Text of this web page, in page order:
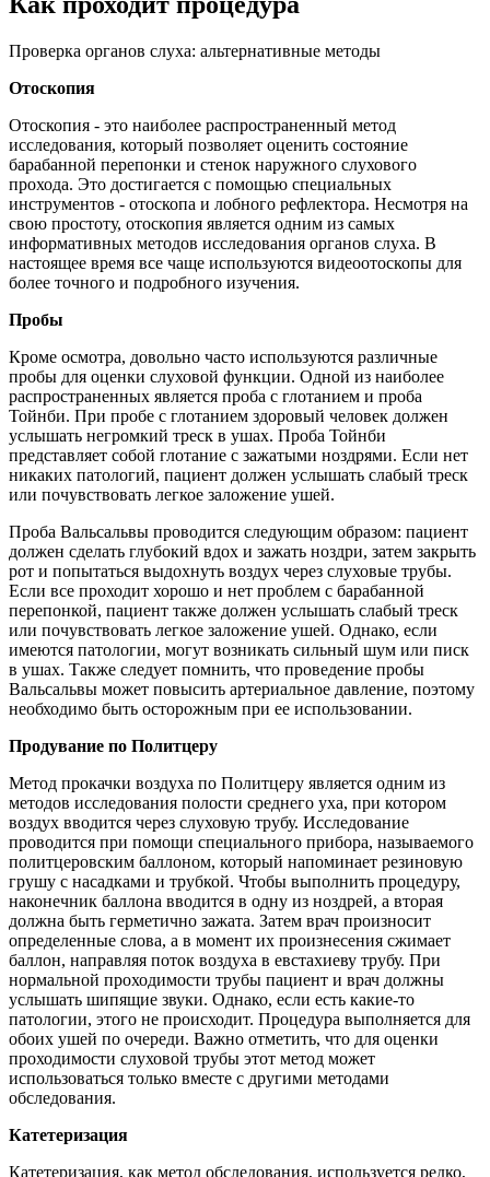
Проверка органов слуха: альтернативные методы
Отоскопия
Отоскопия - это наиболее распространенный метод
исследования, который позволяет оценить состояние
барабанной перепонки и стенок наружного слухового
прохода. Это достигается с помощью специальных
инструментов - отоскопа и лобного рефлектора. Несмотря на
свою простоту, отоскопия является одним из самых
информативных методов исследования органов слуха. В
настоящее время все чаще используются видеоотоскопы для
более точного и подробного изучения.
Пробы
Кроме осмотра, довольно часто используются различные
пробы для оценки слуховой функции. Одной из наиболее
распространенных является проба с глотанием и проба
Тойнби. При пробе с глотанием здоровый человек должен
услышать негромкий треск в ушах. Проба Тойнби
представляет собой глотание с зажатыми ноздрями. Если нет
никаких патологий, пациент должен услышать слабый треск
или почувствовать легкое заложение ушей.
Проба Вальсальвы проводится следующим образом: пациент
должен сделать глубокий вдох и зажать ноздри, затем закрыть
рот и попытаться выдохнуть воздух через слуховые трубы.
Если все проходит хорошо и нет проблем с барабанной
перепонкой, пациент также должен услышать слабый треск
или почувствовать легкое заложение ушей. Однако, если
имеются патологии, могут возникать сильный шум или писк
в ушах. Также следует помнить, что проведение пробы
Вальсальвы может повысить артериальное давление, поэтому
необходимо быть осторожным при ее использовании.
Продувание по Политцеру
Метод прокачки воздуха по Политцеру является одним из
методов исследования полости среднего уха, при котором
воздух вводится через слуховую трубу. Исследование
проводится при помощи специального прибора, называемого
политцеровским баллоном, который напоминает резиновую
грушу с насадками и трубкой. Чтобы выполнить процедуру,
наконечник баллона вводится в одну из ноздрей, а вторая
должна быть герметично зажата. Затем врач произносит
определенные слова, а в момент их произнесения сжимает
баллон, направляя поток воздуха в евстахиеву трубу. При
нормальной проходимости трубы пациент и врач должны
услышать шипящие звуки. Однако, если есть какие-то
патологии, этого не происходит. Процедура выполняется для
обоих ушей по очереди. Важно отметить, что для оценки
проходимости слуховой трубы этот метод может
использоваться только вместе с другими методами
обследования.
Катетеризация
Катетеризация, как метод обследования, используется редко,